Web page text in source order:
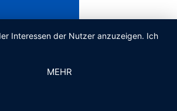
Interessen der Nutzer anzuzeigen. Ich
MEHR